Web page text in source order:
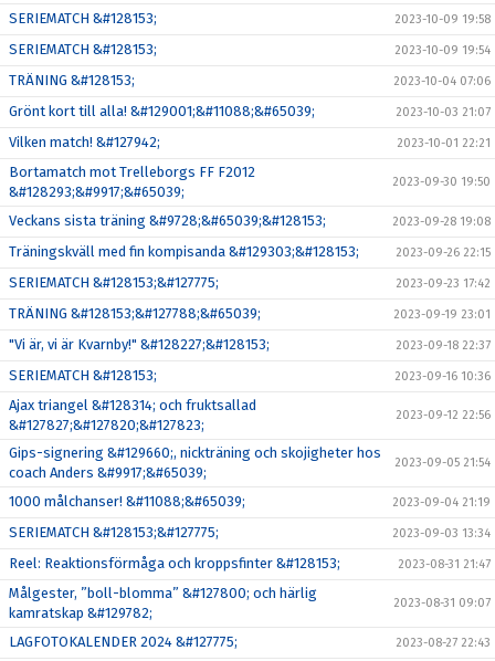
SERIEMATCH &#128153; 2023-10-09 19:58
SERIEMATCH &#128153; 2023-10-09 19:54
TRÄNING &#128153; 2023-10-04 07:06
Grönt kort till alla! &#129001;&#11088;&#65039; 2023-10-03 21:07
Vilken match! &#127942; 2023-10-01 22:21
Bortamatch mot Trelleborgs FF F2012
&#128293;&#9917;&#65039;
2023-09-30 19:50
Veckans sista träning &#9728;&#65039;&#128153; 2023-09-28 19:08
Träningskväll med fin kompisanda &#129303;&#128153; 2023-09-26 22:15
SERIEMATCH &#128153;&#127775; 2023-09-23 17:42
TRÄNING &#128153;&#127788;&#65039; 2023-09-19 23:01
"Vi är, vi är Kvarnby!" &#128227;&#128153; 2023-09-18 22:37
SERIEMATCH &#128153; 2023-09-16 10:36
Ajax triangel &#128314; och fruktsallad
&#127827;&#127820;&#127823;
2023-09-12 22:56
Gips-signering &#129660;, nickträning och skojigheter hos
coach Anders &#9917;&#65039;
2023-09-05 21:54
1000 målchanser! &#11088;&#65039; 2023-09-04 21:19
SERIEMATCH &#128153;&#127775; 2023-09-03 13:34
Reel: Reaktionsförmåga och kroppsfinter &#128153; 2023-08-31 21:47
Målgester, ”boll-blomma” &#127800; och härlig
kamratskap &#129782;
2023-08-31 09:07
LAGFOTOKALENDER 2024 &#127775; 2023-08-27 22:43